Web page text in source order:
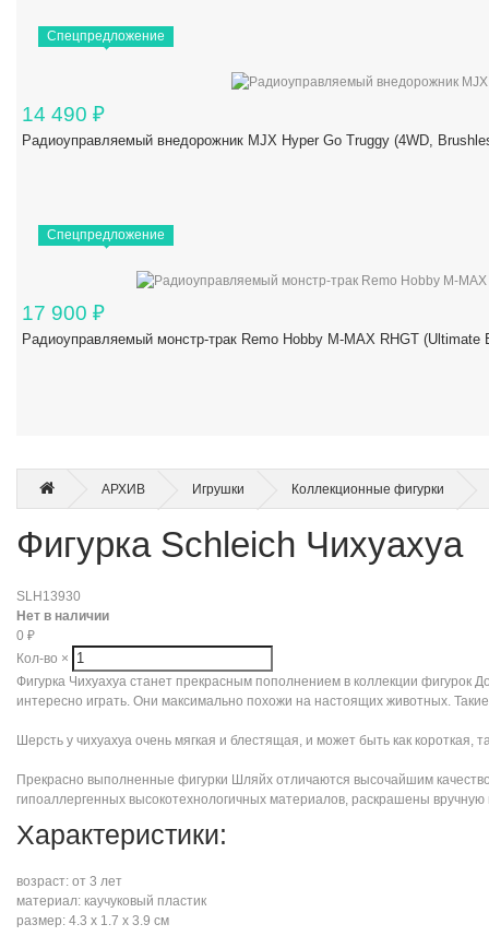
Спецпредложение
14 490 ₽
Радиоуправляемый внедорожник MJX Hyper Go Truggy (4WD,
Спецпредложение
17 900 ₽
Радиоуправляемый монстр-трак Remo Hobby M-MAX RHGT
АРХИВ Игрушки Коллекционные фигурки
Фигурка Schleich Чихуахуа
SLH13930
Нет в наличии
0 ₽
Кол-во ×
Фигурка Чихуахуа станет прекрасным пополнением в коллекции
интересно играть. Они максимально похожи на настоящих животных.
Шерсть у чихуахуа очень мягкая и блестящая, и может быть как
Прекрасно выполненные фигурки Шляйх отличаются высочайшим
гипоаллергенных высокотехнологичных материалов, раскрашены
Характеристики:
возраст: от 3 лет
материал: каучуковый пластик
размер: 4.3 х 1.7 х 3.9 см